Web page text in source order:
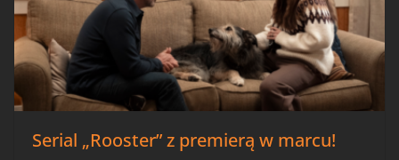
Serial „Rooster” z premierą w marcu!